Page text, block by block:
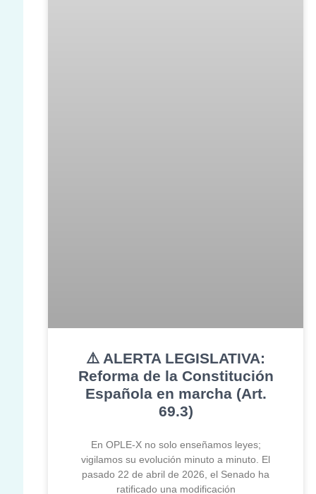
⚠️ ALERTA LEGISLATIVA:
Reforma de la Constitución
Española en marcha (Art.
69.3)
En OPLE-X no solo enseñamos leyes;
vigilamos su evolución minuto a minuto. El
pasado 22 de abril de 2026, el Senado ha
ratificado una modificación